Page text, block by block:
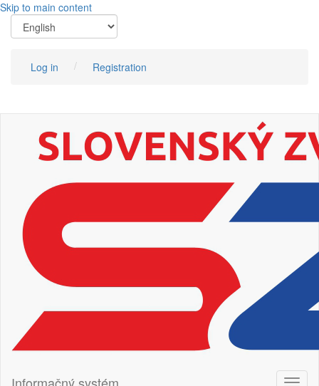
Skip to main content
Log in Registration